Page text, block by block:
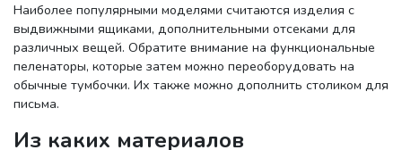
Наиболее популярными моделями считаются изделия с
выдвижными ящиками, дополнительными отсеками для
различных вещей. Обратите внимание на функциональные
пеленаторы, которые затем можно переоборудовать на
обычные тумбочки. Их также можно дополнить столиком для
письма.
Из каких материалов